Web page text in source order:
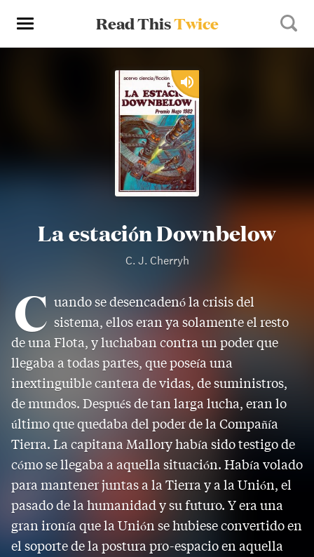
Read ThisTwice
La estación Downbelow
C. J. Cherryh
C uando se desencadenó la crisis del
sistema, ellos eran ya solamente el resto
de una Flota, y luchaban contra un poder que
llegaba a todas partes, que poseía una
inextinguible cantera de vidas, de suministros,
de mundos. Después de tan larga lucha, eran lo
último que quedaba del poder de la Compañía
Tierra. La capitana Mallory había sido testigo de
cómo se llegaba a aquella situación. Había volado
para mantener juntas a la Tierra y a la Unión, el
pasado de la humanidad y su futuro. Y era una
gran ironía que la Unión se hubiese convertido en
el soporte de la postura pro-espacio en aquella